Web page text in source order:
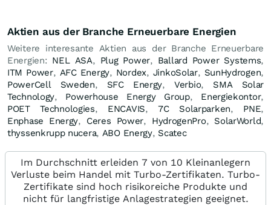
Aktien aus der Branche Erneuerbare Energien
Weitere interesante Aktien aus der Branche Erneuerbare
Energien: NEL ASA, Plug Power, Ballard Power Systems,
ITM Power, AFC Energy, Nordex, JinkoSolar, SunHydrogen,
PowerCell Sweden, SFC Energy,Verbio, SMA Solar
Technology, Powerhouse Energy Group, Energiekontor,
POET Technologies, ENCAVIS,7C Solarparken, PNE,
Enphase Energy, Ceres Power, HydrogenPro, SolarWorld,
thyssenkrupp nucera, ABO Energy, Scatec
Im Durchschnitt erleiden 7 von 10 Kleinanlegern
Verluste beim Handel mit Turbo-Zertifikaten. Turbo-
Zertifikate sind hoch risikoreiche Produkte und
nicht für langfristige Anlagestrategien geeignet.